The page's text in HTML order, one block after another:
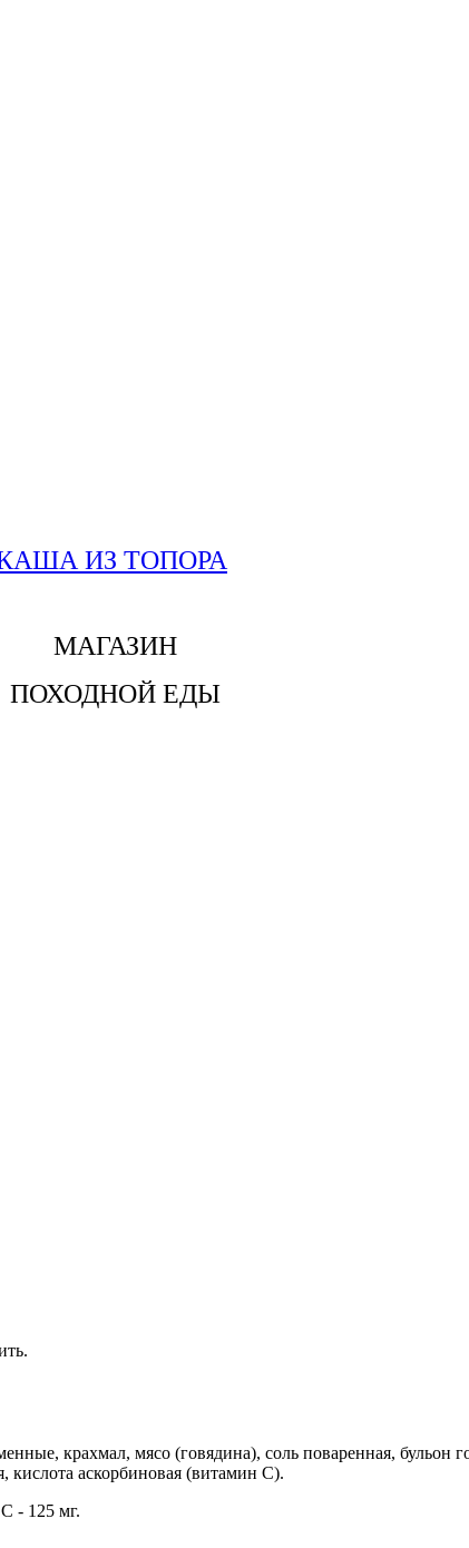
ИЗ ТОПОРА
МАГАЗИН
ПОХОДНОЙ ЕДЫ
крахмал, мясо (говядина), соль поваренная, бульон
аскорбиновая (витамин С).
- 125 мг.